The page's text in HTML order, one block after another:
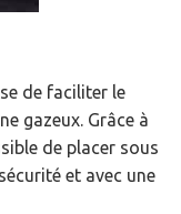
de faciliter le
gazeux. Grâce à
de placer sous
et avec une